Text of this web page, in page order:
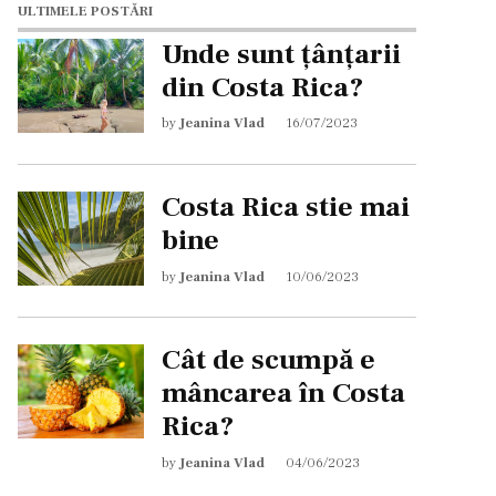
ULTIMELE POSTĂRI
Unde sunt țânțarii
din Costa Rica?
byJeanina Vlad 16/07/2023
Costa Rica stie mai
bine
by Jeanina Vlad 10/06/2023
Cât de scumpă e
mâncarea în Costa
Rica?
by Jeanina Vlad 04/06/2023